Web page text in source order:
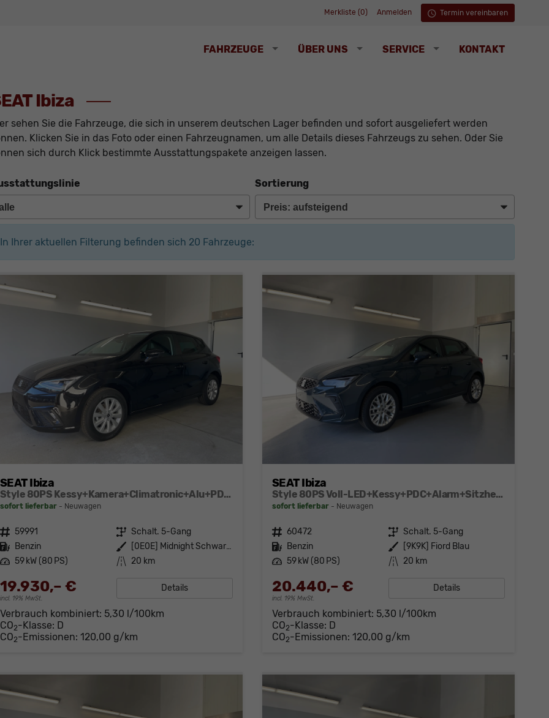
Merkliste (0) Anmelden Termin vereinbaren
FAHRZEUGE ÜBER UNS SERVICE KONTAKT
Ibiza
sehen Sie die Fahrzeuge, die sich in unserem deutschen Lager befinden und sofort ausgeliefert werden
Klicken Sie in das Foto oder einen Fahrzeugnamen, um alle Details dieses Fahrzeugs zu sehen. Oder Sie
sich durch Klick bestimmte Ausstattungspakete anzeigen lassen.
Sortierung
In Ihrer aktuellen Filterung befinden sich 20 Fahrzeuge:
SEAT Ibiza
Style 80PS Kessy+Kamera+Climatronic+Alu+PDCvohi+Sitzheiz+App-Connect+DAB
sofort lieferbar Neuwagen
Fahrzeugnr. 59991 Getriebe Schalt. 5-Gang
Kraftstoff Benzin Außenfarbe
[0E0E] Midnight Schwarz Metallic
Leistung 59 kW (80 PS) Kilometerstand 20 km
19.930,– €
incl. 19% MwSt.
Details
Verbrauch kombiniert: 5,30 l/100km
CO2-Klasse: D
CO2-Emissionen: 120,00 g/km
SEAT Ibiza
Style 80PS Voll-LED+Kessy+PDC+Alarm+Sitzheizung+Kamera+App-Connect
sofort lieferbar Neuwagen
Fahrzeugnr. 60472 Getriebe Schalt. 5-Gang
Kraftstoff Benzin Außenfarbe
[9K9K] Fiord Blau
Leistung 59 kW (80 PS) Kilometerstand 20 km
20.440,– €
incl. 19% MwSt.
Details
Verbrauch kombiniert: 5,30 l/100km
CO2-Klasse: D
CO2-Emissionen: 120,00 g/km